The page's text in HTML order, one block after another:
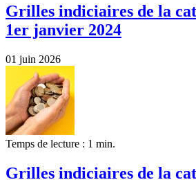
Grilles indiciaires de la
1er janvier 2024
01 juin 2026
Temps de lecture : 1 min.
Grilles indiciaires de la